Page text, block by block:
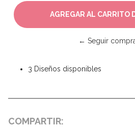
← Seguir
3 Diseños disponibles
COMPARTIR: